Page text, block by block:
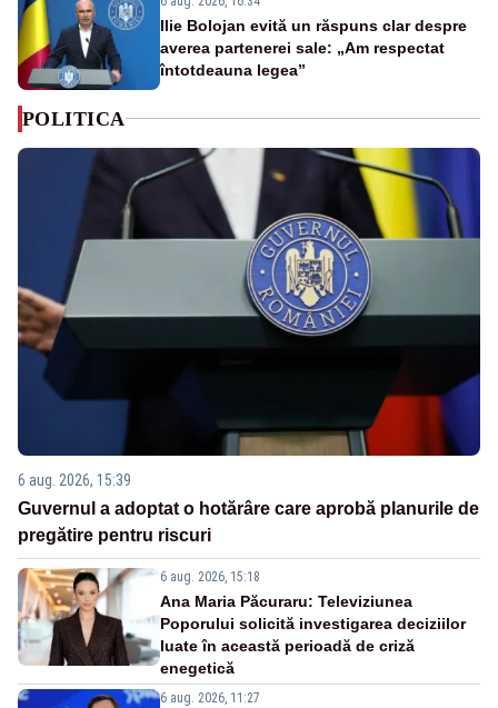
Ilie Bolojan evită un răspuns clar despre
averea partenerei sale: „Am respectat
întotdeauna legea”
POLITICA
6 aug. 2026, 15:39
Guvernul a adoptat o hotărâre care aprobă planurile de
pregătire pentru riscuri
6 aug. 2026, 15:18
Ana Maria Păcuraru: Televiziunea
Poporului solicită investigarea deciziilor
luate în această perioadă de criză
enegetică
6 aug. 2026, 11:27